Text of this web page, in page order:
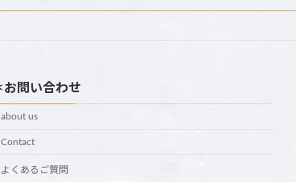
お問い合わせ
about us
Contact
よくあるご質問